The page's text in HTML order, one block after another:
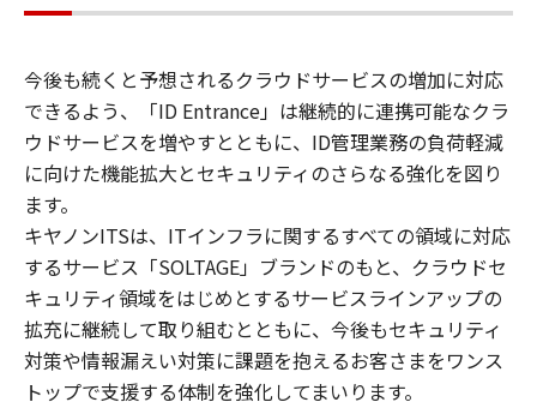
今後も続くと予想されるクラウドサービスの増加に対応
できるよう、「ID Entrance」は継続的に連携可能なクラ
ウドサービスを増やすとともに、ID管理業務の負荷軽減
に向けた機能拡大とセキュリティのさらなる強化を図り
ます。
キヤノンITSは、ITインフラに関するすべての領域に対応
するサービス「SOLTAGE」ブランドのもと、クラウドセ
キュリティ領域をはじめとするサービスラインアップの
拡充に継続して取り組むとともに、今後もセキュリティ
対策や情報漏えい対策に課題を抱えるお客さまをワンス
トップで支援する体制を強化してまいります。